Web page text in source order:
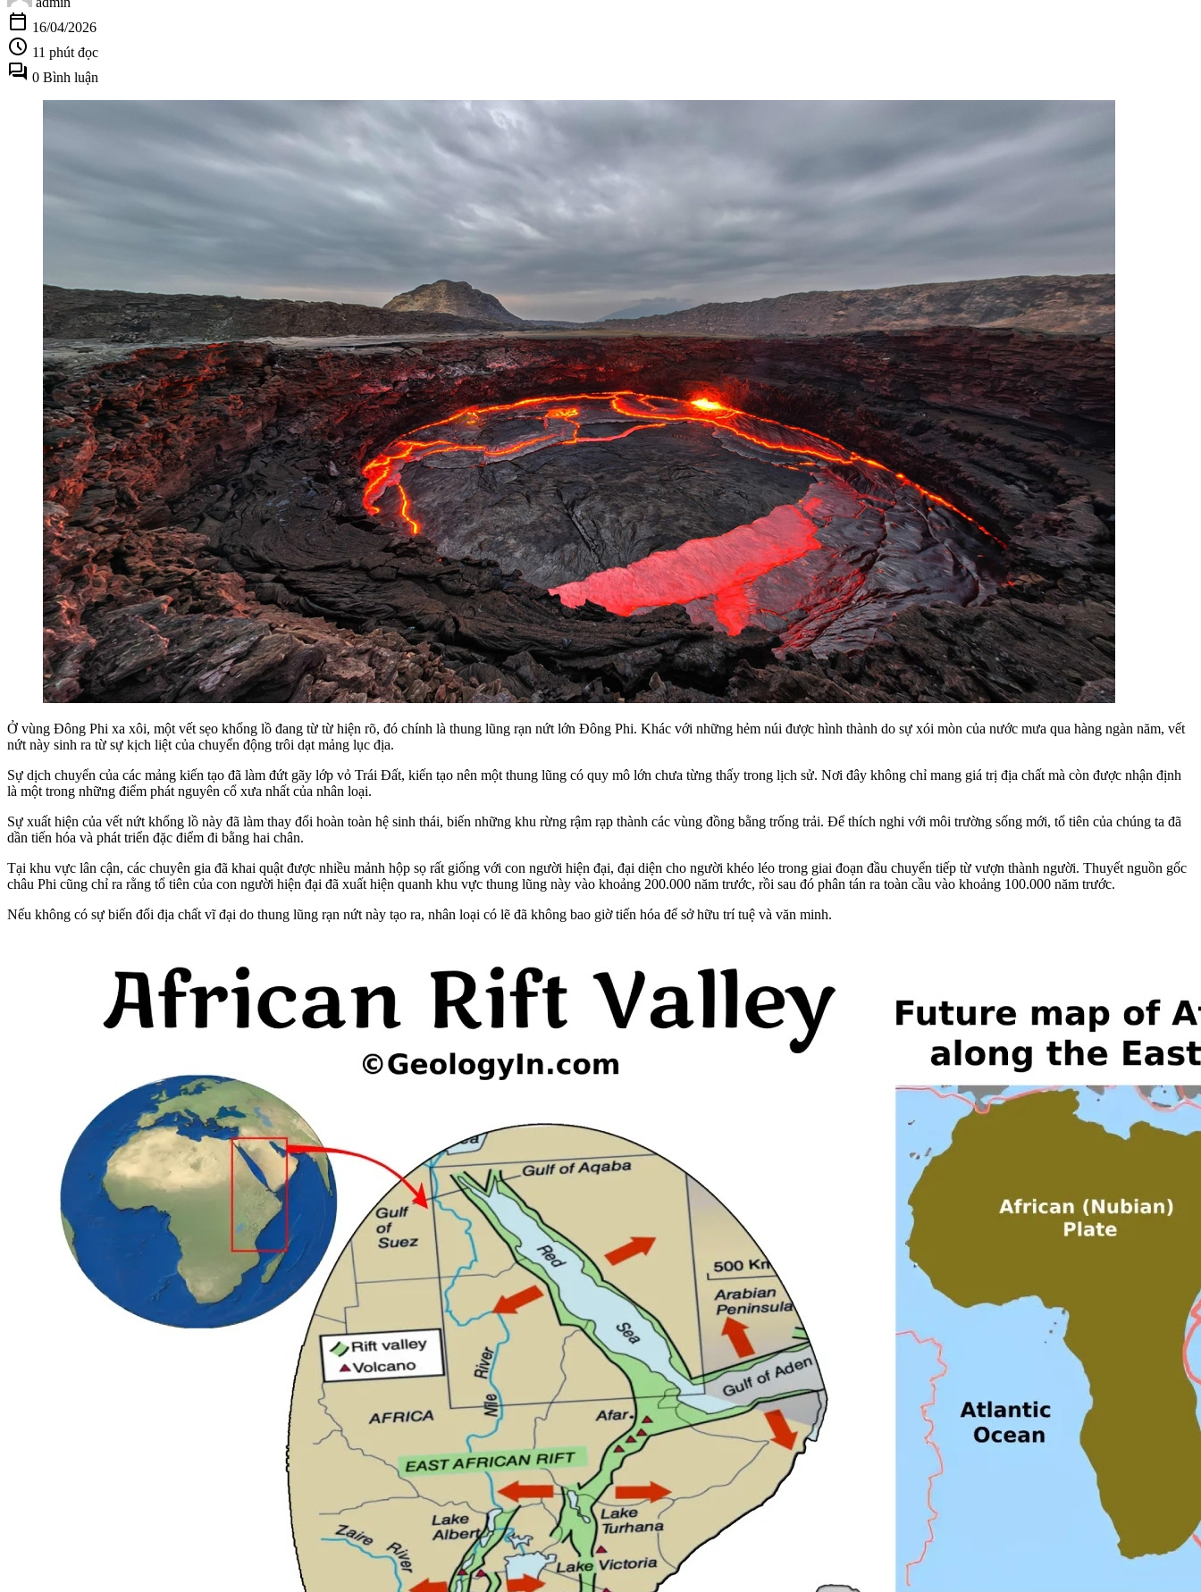
calendar_today 16/04/2026
schedule 11 phút đọc
forum 0 Bình luận
Ở vùng Đông Phi xa xôi, một vết sẹo khổng lồ đang từ từ hiện rõ, đó chính là thung lũng rạn nứt lớn Đông Phi. Khác với những hẻm núi được hình thành do sự xói mòn của nước mưa qua hàng ngàn năm, vết
nứt này sinh ra từ sự kịch liệt của chuyển động trôi dạt mảng lục địa.
Sự dịch chuyển của các mảng kiến tạo đã làm đứt gãy lớp vỏ Trái Đất, kiến tạo nên một thung lũng có quy mô lớn chưa từng thấy trong lịch sử. Nơi đây không chỉ mang giá trị địa chất mà còn được nhận định
là một trong những điểm phát nguyên cổ xưa nhất của nhân loại.
Sự xuất hiện của vết nứt khổng lồ này đã làm thay đổi hoàn toàn hệ sinh thái, biến những khu rừng rậm rạp thành các vùng đồng bằng trống trải. Để thích nghi với môi trường sống mới, tổ tiên của chúng ta đã
dần tiến hóa và phát triển đặc điểm đi bằng hai chân.
Tại khu vực lân cận, các chuyên gia đã khai quật được nhiều mảnh hộp sọ rất giống với con người hiện đại, đại diện cho người khéo léo trong giai đoạn đầu chuyển tiếp từ vượn thành người. Thuyết nguồn gốc
châu Phi cũng chỉ ra rằng tổ tiên của con người hiện đại đã xuất hiện quanh khu vực thung lũng này vào khoảng 200.000 năm trước, rồi sau đó phân tán ra toàn cầu vào khoảng 100.000 năm trước.
Nếu không có sự biến đổi địa chất vĩ đại do thung lũng rạn nứt này tạo ra, nhân loại có lẽ đã không bao giờ tiến hóa để sở hữu trí tuệ và văn minh.